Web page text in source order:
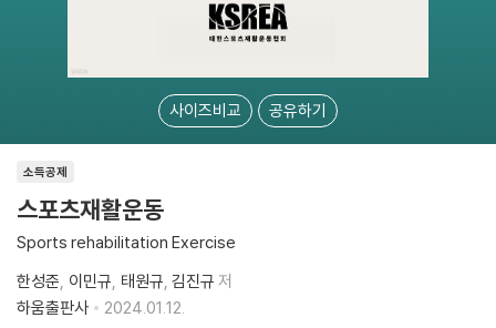
사이즈비교 공유하기
소득공제
스포츠재활운동
Sports rehabilitation Exercise
한성준 이민규 태원규 김진규 저
하움출판사
2024.01.12.